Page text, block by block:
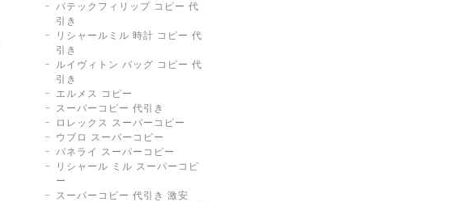
パテックフィリップ コピー 代
引き
リシャールミル 時計 コピー 代
引き
ルイヴィトン バッグ コピー 代
引き
エルメス コピー
スーパーコピー 代引き
ロレックス スーパーコピー
ウブロ スーパーコピー
パネライ スーパーコピー
リシャール ミル スーパーコピ
ー
スーパーコピー 代引き 激安